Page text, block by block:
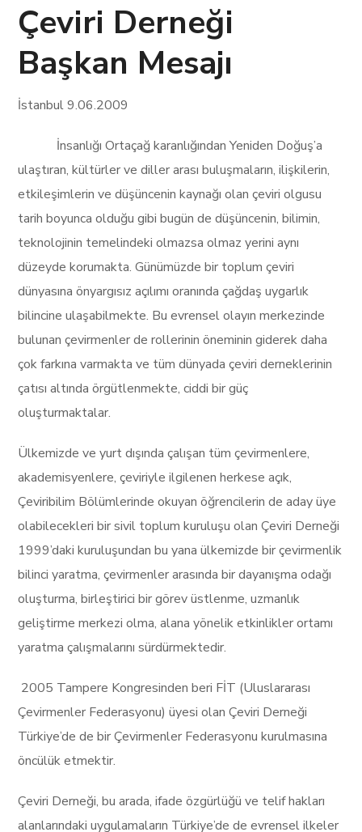
Çeviri Derneği
Başkan Mesajı
İstanbul 9.06.2009
İnsanlığı Ortaçağ karanlığından Yeniden Doğuş’a
ulaştıran, kültürler ve diller arası buluşmaların, ilişkilerin,
etkileşimlerin ve düşüncenin kaynağı olan çeviri olgusu
tarih boyunca olduğu gibi bugün de düşüncenin, bilimin,
teknolojinin temelindeki olmazsa olmaz yerini aynı
düzeyde korumakta. Günümüzde bir toplum çeviri
dünyasına önyargısız açılımı oranında çağdaş uygarlık
bilincine ulaşabilmekte. Bu evrensel olayın merkezinde
bulunan çevirmenler de rollerinin öneminin giderek daha
çok farkına varmakta ve tüm dünyada çeviri derneklerinin
çatısı altında örgütlenmekte, ciddi bir güç
oluşturmaktalar.
Ülkemizde ve yurt dışında çalışan tüm çevirmenlere,
akademisyenlere, çeviriyle ilgilenen herkese açık,
Çeviribilim Bölümlerinde okuyan öğrencilerin de aday üye
olabilecekleri bir sivil toplum kuruluşu olan Çeviri Derneği
1999’daki kuruluşundan bu yana ülkemizde bir çevirmenlik
bilinci yaratma, çevirmenler arasında bir dayanışma odağı
oluşturma, birleştirici bir görev üstlenme, uzmanlık
geliştirme merkezi olma, alana yönelik etkinlikler ortamı
yaratma çalışmalarını sürdürmektedir.
2005 Tampere Kongresinden beri FİT (Uluslararası
Çevirmenler Federasyonu) üyesi olan Çeviri Derneği
Türkiye’de de bir Çevirmenler Federasyonu kurulmasına
öncülük etmektir.
Çeviri Derneği, bu arada, ifade özgürlüğü ve telif hakları
alanlarındaki uygulamaların Türkiye’de de evrensel ilkeler